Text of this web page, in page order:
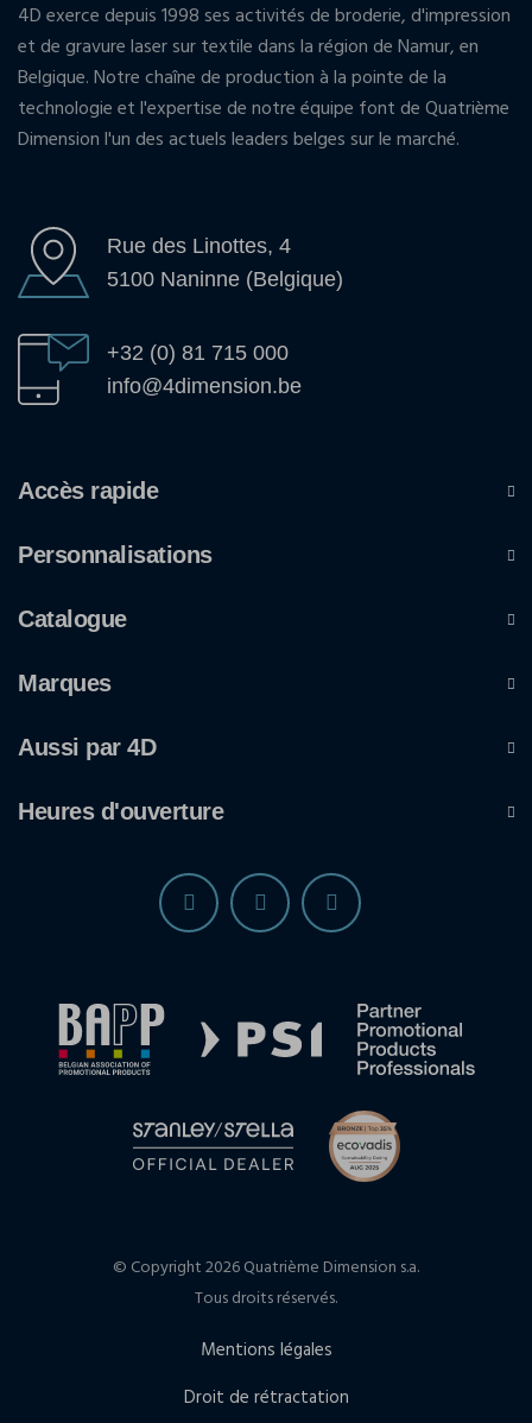
4D exerce depuis 1998 ses activités de broderie, d'impression
et de gravure laser sur textile dans la région de Namur, en
Belgique. Notre chaîne de production à la pointe de la
technologie et l'expertise de notre équipe font de Quatrième
Dimension l'un des actuels leaders belges sur le marché.
Rue des Linottes, 4
5100 Naninne (Belgique)
+32 (0) 81 715 000
info@4dimension.be
Accès rapide
Personnalisations
Catalogue
Marques
Aussi par 4D
Heures d'ouverture
© Copyright 2026 Quatrième Dimension s.a.
Tous droits réservés.
Mentions légales
Droit de rétractation